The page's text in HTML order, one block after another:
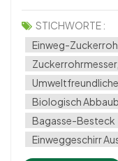
zunehmend durch
Darunter
herausragende
Kombination
STICHWORTE :
Einweg-
Biologisch
Bagasse-Besteck
Einweggeschirr